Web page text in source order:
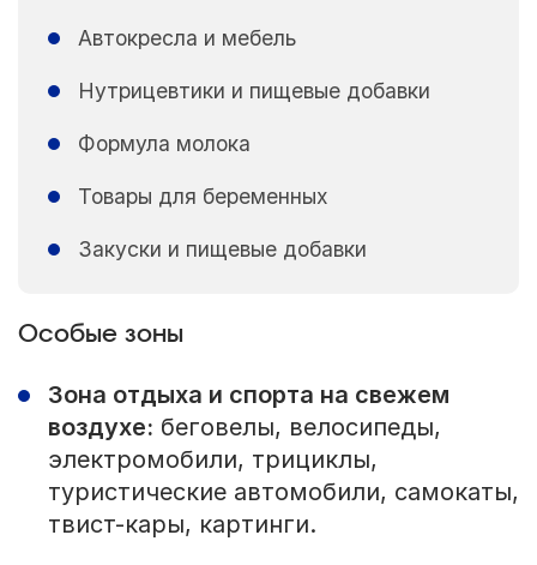
Автокресла и мебель
Нутрицевтики и пищевые добавки
Формула молока
Товары для беременных
Закуски и пищевые добавки
Особые зоны
Зона отдыха и спорта на свежем
воздухе: беговелы, велосипеды,
электромобили, трициклы,
туристические автомобили, самокаты,
твист-кары, картинги.